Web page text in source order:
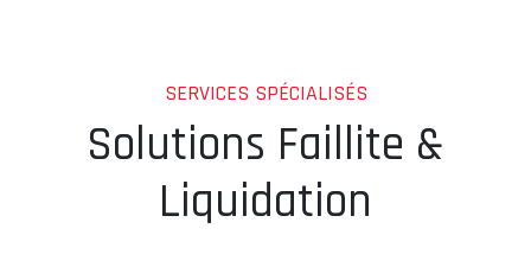
SERVICES SPÉCIALISÉS
Solutions Faillite &
Liquidation